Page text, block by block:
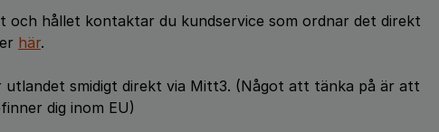
och hållet kontaktar du kundservice som ordnar det direkt
här.
smidigt direkt via Mitt3. (Något att tänka på är att
dig inom EU)